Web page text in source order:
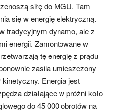
siłę do MGU. Tam
się w energię elektryczną.
tradycyjnym dynamo, ale z
energii. Zamontowane w
tę energię z prądu
zasila umieszczony
Energia jest
działające w próżni koło
do 45 000 obrotów na